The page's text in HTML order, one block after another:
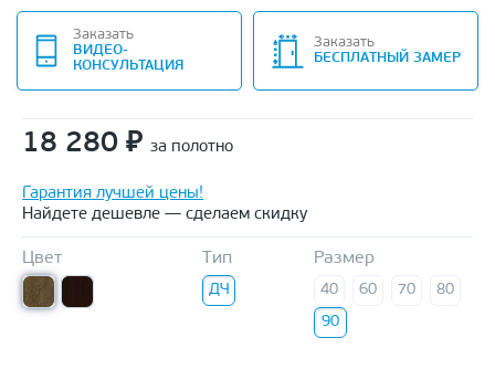
Заказать
ВИДЕО-
КОНСУЛЬТАЦИЯ
Заказать
БЕСПЛАТНЫЙ ЗАМЕР
18 280 ₽ за полотно
Гарантия лучшей цены!
Найдете дешевле — сделаем скидку
Цвет Тип
ДЧ
Размер
40 60 70
80
90